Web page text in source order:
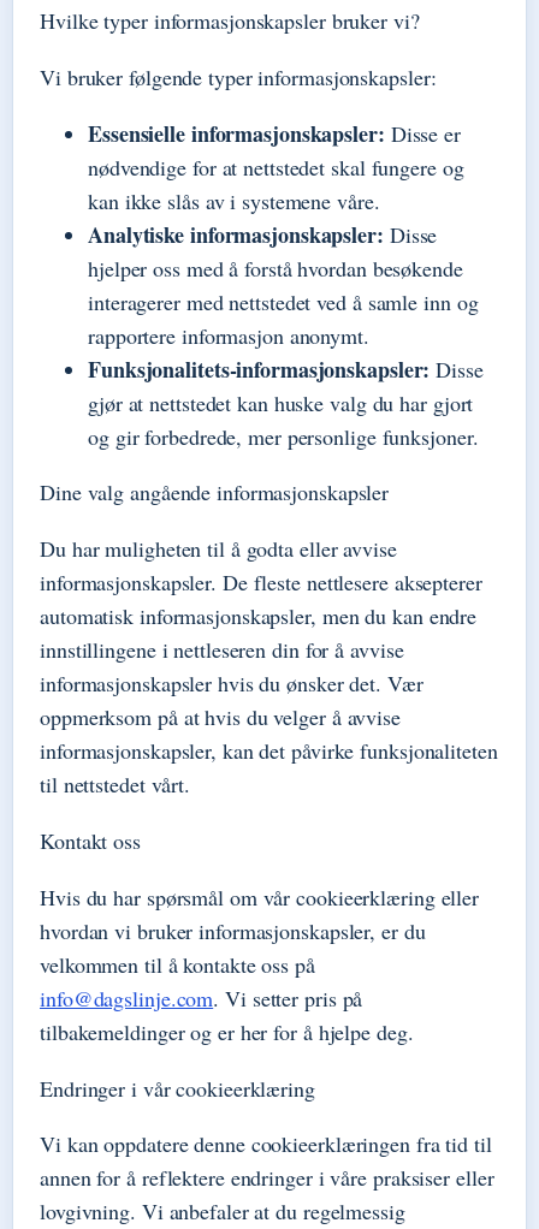
Hvilke typer informasjonskapsler bruker vi?
Vi bruker følgende typer informasjonskapsler:
Essensielle informasjonskapsler: Disse er
nødvendige for at nettstedet skal fungere og
kan ikke slås av i systemene våre.
Analytiske informasjonskapsler: Disse
hjelper oss med å forstå hvordan besøkende
interagerer med nettstedet ved å samle inn og
rapportere informasjon anonymt.
Funksjonalitets-informasjonskapsler: Disse
gjør at nettstedet kan huske valg du har gjort
og gir forbedrede, mer personlige funksjoner.
Dine valg angående informasjonskapsler
Du har muligheten til å godta eller avvise
informasjonskapsler. De fleste nettlesere aksepterer
automatisk informasjonskapsler, men du kan endre
innstillingene i nettleseren din for å avvise
informasjonskapsler hvis du ønsker det. Vær
oppmerksom på at hvis du velger å avvise
informasjonskapsler, kan det påvirke funksjonaliteten
til nettstedet vårt.
Kontakt oss
Hvis du har spørsmål om vår cookieerklæring eller
hvordan vi bruker informasjonskapsler, er du
velkommen til å kontakte oss på
info@dagslinje.com. Vi setter pris på
tilbakemeldinger og er her for å hjelpe deg.
Endringer i vår cookieerklæring
Vi kan oppdatere denne cookieerklæringen fra tid til
annen for å reflektere endringer i våre praksiser eller
lovgivning. Vi anbefaler at du regelmessig